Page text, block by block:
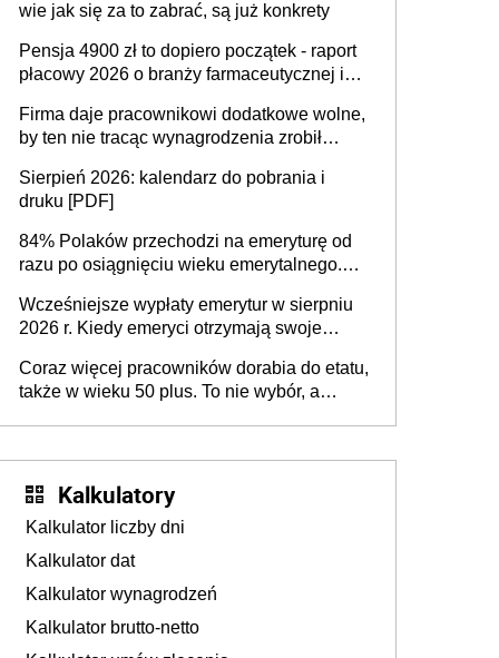
wie jak się za to zabrać, są już konkrety
Pensja 4900 zł to dopiero początek - raport
płacowy 2026 o branży farmaceutycznej i
Firma daje pracownikowi dodatkowe wolne,
by ten nie tracąc wynagrodzenia zrobił
sprawdza
Sierpień 2026: kalendarz do pobrania i
druku [PDF]
84% Polaków przechodzi na emeryturę od
razu po osiągnięciu wieku emerytalnego.
dłużej, ale czy jest w stanie? Pracownicy
45+ to siła napędowa gospodarki
Wcześniejsze wypłaty emerytur w sierpniu
2026 r. Kiedy emeryci otrzymają swoje
Coraz więcej pracowników dorabia do etatu,
także w wieku 50 plus. To nie wybór, a
Kalkulatory
Kalkulator liczby dni
Kalkulator dat
Kalkulator wynagrodzeń
Kalkulator brutto-netto